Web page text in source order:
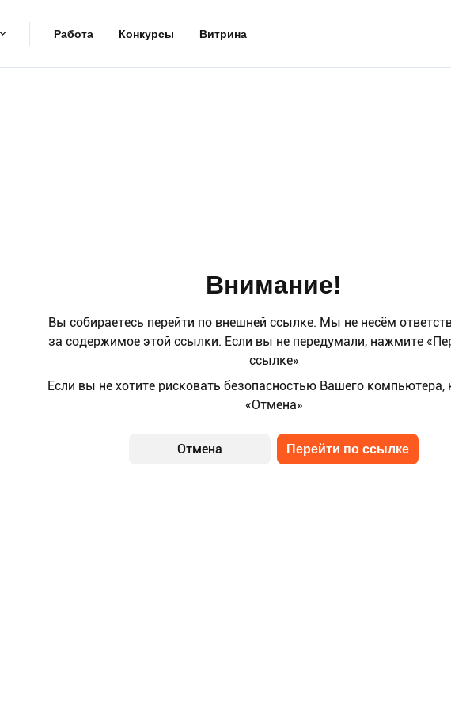
Работа Конкурсы Витрина
Внимание!
Вы собираетесь перейти по внешней ссылке. Мы не несём
за содержимое этой ссылки. Если вы не передумали, нажмите
ссылке»
Если вы не хотите рисковать безопасностью Вашего компьютера,
«Отмена»
Отмена Перейти по ссылке